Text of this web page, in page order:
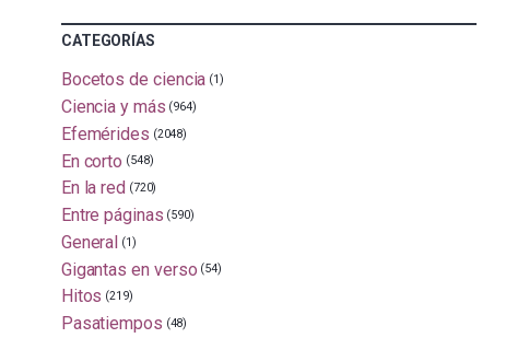
CATEGORÍAS
Bocetos de ciencia (1)
Ciencia y más (964)
Efemérides (2048)
En corto (548)
En la red (720)
Entre páginas (590)
General (1)
Gigantas en verso (54)
Hitos (219)
Pasatiempos (48)